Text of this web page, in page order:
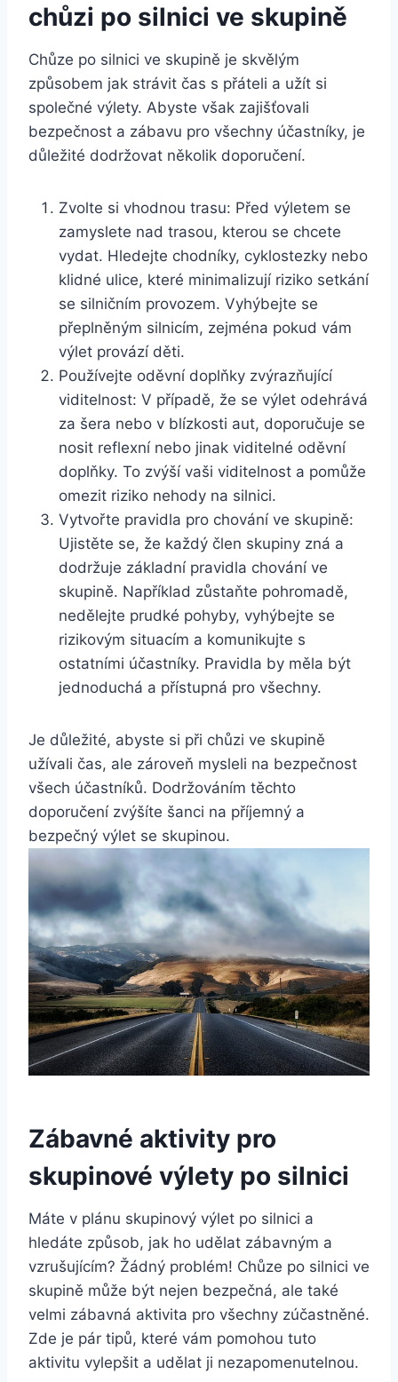
chůzi po silnici ve skupině
Chůze po silnici ve skupině je skvělým
způsobem jak strávit čas s přáteli a užít si
společné výlety. Abyste však zajišťovali
bezpečnost a zábavu pro všechny účastníky, je
důležité dodržovat několik doporučení.
Zvolte si vhodnou trasu: Před výletem se
zamyslete nad trasou, kterou se chcete
vydat. Hledejte chodníky, cyklostezky nebo
klidné ulice, které minimalizují riziko setkání
se silničním provozem. Vyhýbejte se
přeplněným silnicím, zejména pokud vám
výlet provází děti.
Používejte oděvní doplňky zvýrazňující
viditelnost: V případě, že se výlet odehrává
za šera nebo v blízkosti aut, doporučuje se
nosit reflexní nebo jinak viditelné oděvní
doplňky. To zvýší vaši viditelnost a pomůže
omezit riziko nehody na silnici.
Vytvořte pravidla pro chování ve skupině:
Ujistěte se, že každý člen skupiny zná a
dodržuje základní pravidla chování ve
skupině. Například zůstaňte pohromadě,
nedělejte prudké pohyby, vyhýbejte se
rizikovým situacím a komunikujte s
ostatními účastníky. Pravidla by měla být
jednoduchá a přístupná pro všechny.
Je důležité, abyste si při chůzi ve skupině
užívali čas, ale zároveň mysleli na bezpečnost
všech účastníků. Dodržováním těchto
doporučení zvýšíte šanci na příjemný a
bezpečný výlet se skupinou.
Zábavné aktivity pro
skupinové výlety po silnici
Máte v plánu skupinový výlet po silnici a
hledáte způsob, jak ho udělat zábavným a
vzrušujícím? Žádný problém! Chůze po silnici ve
skupině může být nejen bezpečná, ale také
velmi zábavná aktivita pro všechny zúčastněné.
Zde je pár tipů, které vám pomohou tuto
aktivitu vylepšit a udělat ji nezapomenutelnou.